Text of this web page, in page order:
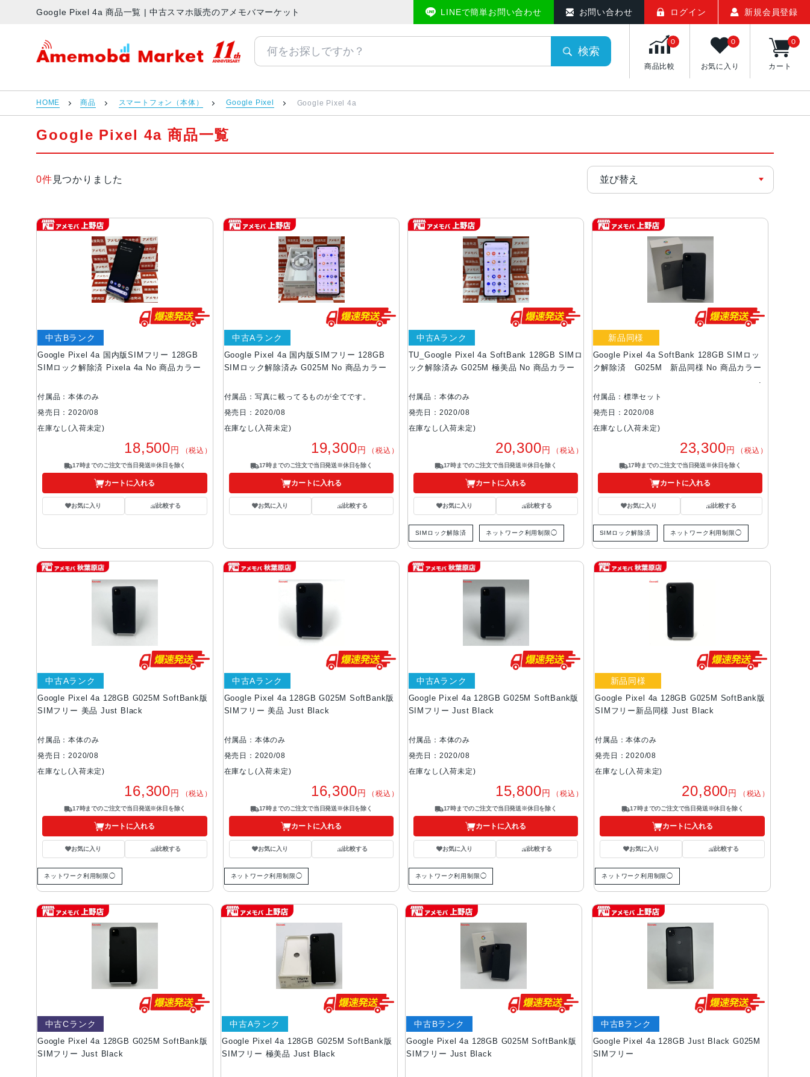
Google Pixel 4a 商品一覧 | 中古スマホ販売のアメモバマーケット LINEで簡単お問い合わせ お問い合わせ ログイン 新規会員登録
アメモバマーケット
検索
商品比較
0
お気に入り
0
カート
0
HOME 商品 スマートフォン（本体） Google Pixel Google Pixel 4a
Google Pixel 4a 商品一覧
0件 見つかりました
Google Pixel 4a 国内版SIMフリー 128GB
SIMロック解除済 Pixela 4a No 商品カラー
中古Bランク
付属品：本体のみ
発売日：2020/08
在庫なし(入荷未定)
18,500円 （税込）
17時までのご注文で当日発送※休日を除く
カートに入れる
お気に入り 比較する
Google Pixel 4a 国内版SIMフリー 128GB
SIMロック解除済み G025M No 商品カラー
中古Aランク
付属品：写真に載ってるものが全てです。
発売日：2020/08
在庫なし(入荷未定)
19,300円 （税込）
17時までのご注文で当日発送※休日を除く
カートに入れる
お気に入り 比較する
TU_Google Pixel 4a SoftBank 128GB SIMロ
ック解除済み G025M 極美品 No 商品カラー
中古Aランク
付属品：本体のみ
発売日：2020/08
在庫なし(入荷未定)
20,300円 （税込）
17時までのご注文で当日発送※休日を除く
カートに入れる
お気に入り 比較する
SIMロック解除済 ネットワーク利用制限◯
Google Pixel 4a SoftBank 128GB SIMロッ
ク解除済 G025M 新品同様 No 商品カラー
新品同様
付属品：標準セット
発売日：2020/08
在庫なし(入荷未定)
23,300円 （税込）
17時までのご注文で当日発送※休日を除く
カートに入れる
お気に入り 比較する
SIMロック解除済 ネットワーク利用制限◯
Google Pixel 4a 128GB G025M SoftBank版
SIMフリー 美品 Just Black
中古Aランク
付属品：本体のみ
発売日：2020/08
在庫なし(入荷未定)
16,300円 （税込）
17時までのご注文で当日発送※休日を除く
カートに入れる
お気に入り 比較する
ネットワーク利用制限◯
Google Pixel 4a 128GB G025M SoftBank版
SIMフリー 美品 Just Black
中古Aランク
付属品：本体のみ
発売日：2020/08
在庫なし(入荷未定)
16,300円 （税込）
17時までのご注文で当日発送※休日を除く
カートに入れる
お気に入り 比較する
ネットワーク利用制限◯
Google Pixel 4a 128GB G025M SoftBank版
SIMフリー Just Black
中古Aランク
付属品：本体のみ
発売日：2020/08
在庫なし(入荷未定)
15,800円 （税込）
17時までのご注文で当日発送※休日を除く
カートに入れる
お気に入り 比較する
ネットワーク利用制限◯
Google Pixel 4a 128GB G025M SoftBank版
SIMフリー新品同様 Just Black
新品同様
付属品：本体のみ
発売日：2020/08
在庫なし(入荷未定)
20,800円 （税込）
17時までのご注文で当日発送※休日を除く
カートに入れる
お気に入り 比較する
ネットワーク利用制限◯
Google Pixel 4a 128GB G025M SoftBank版
SIMフリー Just Black
中古Cランク
Google Pixel 4a 128GB G025M SoftBank版
SIMフリー 極美品 Just Black
中古Aランク
Google Pixel 4a 128GB G025M SoftBank版
SIMフリー Just Black
中古Bランク
Google Pixel 4a 128GB Just Black G025M
SIMフリー
中古Bランク